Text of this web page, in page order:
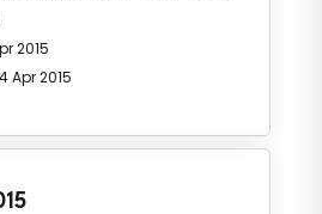
2015
Apr 2015